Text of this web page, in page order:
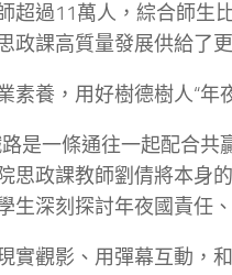
超過11萬人，綜合師生
政課高質量發展供給了
素養，用好樹德樹人“年
路是一條通往一起配合
思政課教師劉倩將本身
生深刻探討年夜國責任
實觀影、用彈幕互動，